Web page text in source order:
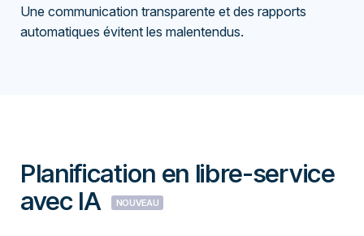
Une communication transparente et des rapports
automatiques évitent les malentendus.
Planification en libre-service
avec IA
NOUVEAU